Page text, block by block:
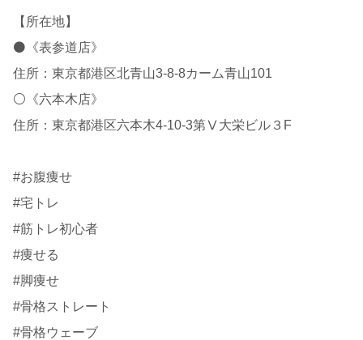
【所在地】
⚫️《表参道店》
住所：東京都港区北青山3-8-8カーム青山101
⚪️《六本木店》
住所：東京都港区六本木4-10-3第Ⅴ大栄ビル３F
#お腹痩せ
#宅トレ
#筋トレ初心者
#痩せる
#脚痩せ
#骨格ストレート
#骨格ウェーブ